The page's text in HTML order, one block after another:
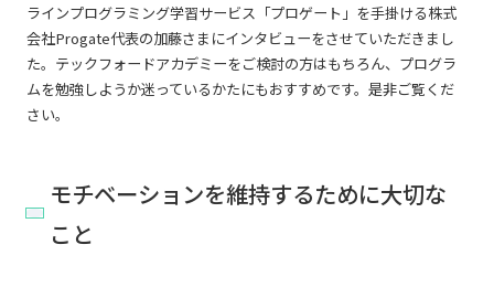
ラインプログラミング学習サービス「プロゲート」を手掛ける株式
会社Progate代表の加藤さまにインタビューをさせていただきまし
た。テックフォードアカデミーをご検討の方はもちろん、プログラ
ムを勉強しようか迷っているかたにもおすすめです。是非ご覧くだ
さい。
モチベーションを維持するために大切な
こと